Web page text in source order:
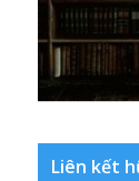
Liên kết